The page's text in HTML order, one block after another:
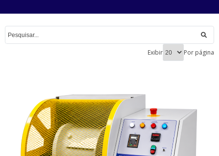
Exibir Por página